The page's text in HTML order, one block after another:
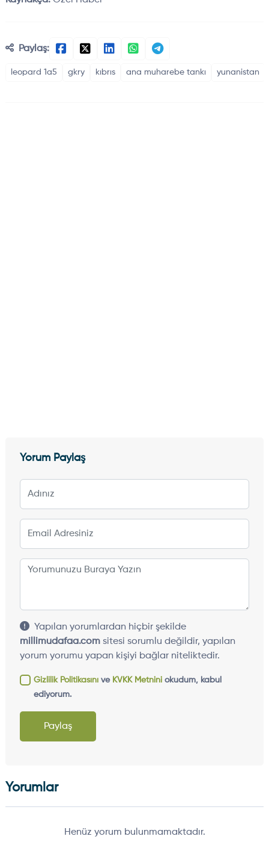
Paylaş:
leopard 1a5 gkry kıbrıs ana muharebe tankı yunanistan
Yorum Paylaş
Yapılan yorumlardan hiçbir şekilde
millimudafaa.comsitesi sorumlu değildir, yapılan
yorum yorumu yapan kişiyi bağlar niteliktedir.
Gizlilik Politikasınıve KVKK Metniniokudum, kabul
ediyorum.
Paylaş
Yorumlar
Henüz yorum bulunmamaktadır.